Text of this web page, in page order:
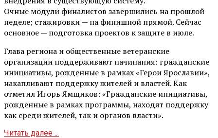
Очные модули финалистов завершились на прошлой
неделе; стажировки — на финишной прямой. Сейчас
основное — подготовка проектов к защите в июле.
Глава региона и общественные ветеранские
организации поддерживают начинания: гражданские
инициативы, рожденные в рамках «Герои Ярославии»,
накапливают поддержку жителей и властей. Как
отметил Игорь Ямщиков: «Гражданские инициативы,
рожденные в рамках программы, находят поддержку
как среди жителей, так и органов власти».
Читать далее ...